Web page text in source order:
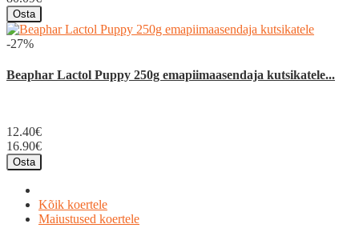
Osta
-27%
Beaphar Lactol Puppy 250g emapiimaasendaja kutsikatele...
12.40€
16.90€
Osta
Kõik koertele
Maiustused koertele